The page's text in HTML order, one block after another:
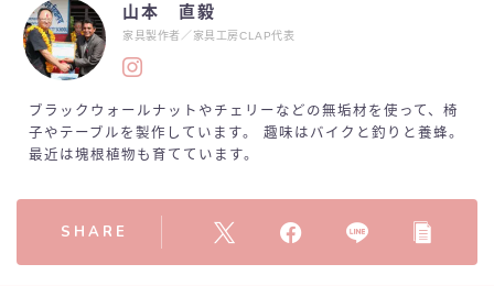
山本 直毅
家具製作者／家具工房CLAP代表
ブラックウォールナットやチェリーなどの無垢材を使って、椅
子やテーブルを製作しています。 趣味はバイクと釣りと養蜂。
最近は塊根植物も育てています。
SHARE